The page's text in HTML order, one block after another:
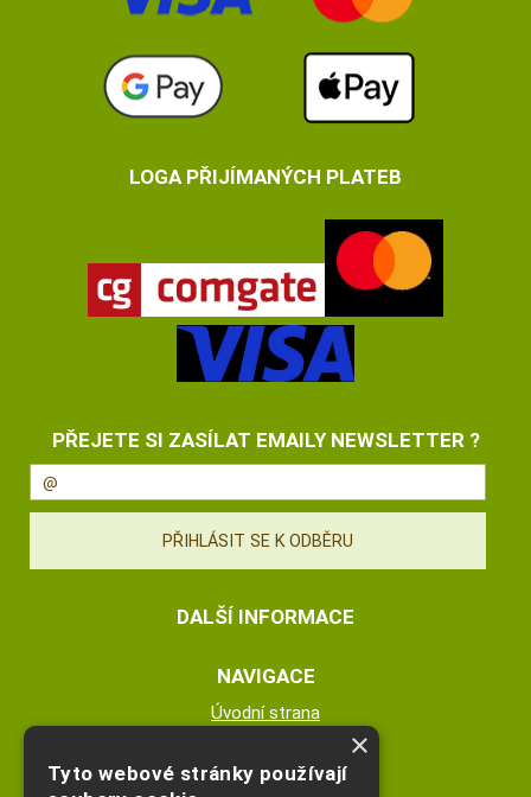
LOGA PŘIJÍMANÝCH PLATEB
PŘEJETE SI ZASÍLAT EMAILY NEWSLETTER ?
DALŠÍ INFORMACE
NAVIGACE
Úvodní strana
Nákupní košík
×
Tyto webové stránky používají